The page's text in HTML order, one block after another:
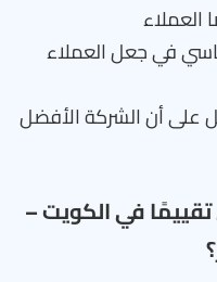
في جعل العملاء
على أن الشركة الأفضل
تقييمًا في الكويت –